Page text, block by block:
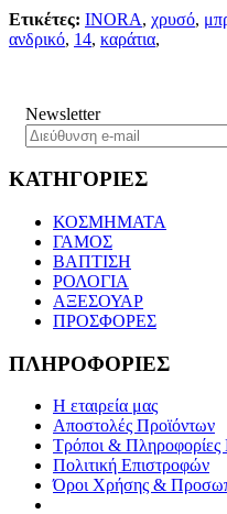
Ετικέτες: INORA, χρυσό,
ανδρικό, 14, καράτια,
Newsletter
ΚΑΤΗΓΟΡΙΕΣ
ΚΟΣΜΗΜΑΤΑ
ΓΑΜΟΣ
ΒΑΠΤΙΣΗ
ΡΟΛΟΓΙΑ
ΑΞΕΣΟΥΑΡ
ΠΡΟΣΦΟΡΕΣ
ΠΛΗΡΟΦΟΡΙΕΣ
Η εταιρεία μας
Αποστολές Προϊόντων
Τρόποι &
Πολιτική Επιστροφών
Όροι Χρήσης &